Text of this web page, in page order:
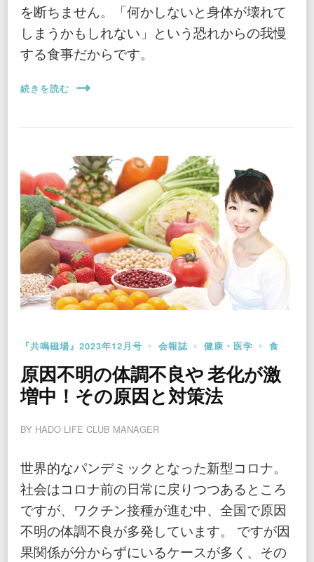
を断ちません。「何かしないと身体が壊れて
しまうかもしれない」という恐れからの我慢
する食事だからです。
続きを読む
『共鳴磁場』2023年12月号 会報誌 健康・医学 食
原因不明の体調不良や 老化が激
増中！その原因と対策法
BY HADO LIFE CLUB MANAGER
世界的なパンデミックとなった新型コロナ。
社会はコロナ前の日常に戻りつつあるところ
ですが、ワクチン接種が進む中、全国で原因
不明の体調不良が多発しています。 ですが因
果関係が分からずにいるケースが多く、その